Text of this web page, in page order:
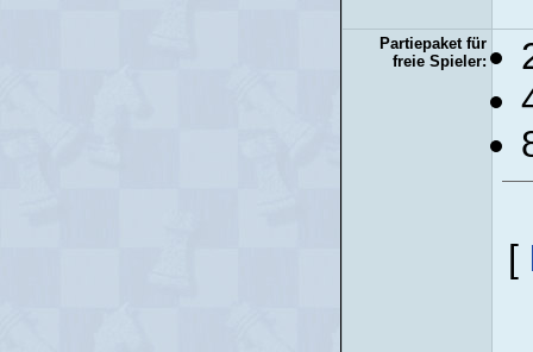
Partiepaket für
freie Spieler:
[